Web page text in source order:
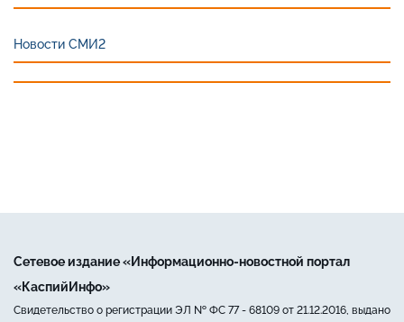
Новости СМИ2
Сетевое издание «Информационно-новостной портал
«КаспийИнфо»
Свидетельство о регистрации ЭЛ № ФС 77 - 68109 от 21.12.2016, выдано